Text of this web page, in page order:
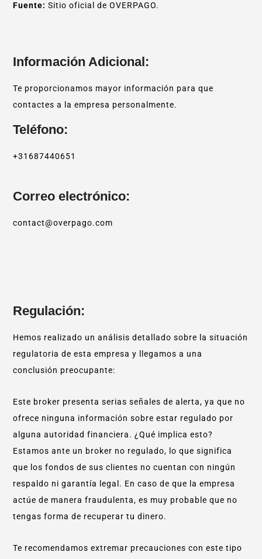
Fuente: Sitio oficial de OVERPAGO.
Información Adicional:
Te proporcionamos mayor información para que
contactes a la empresa personalmente.
Teléfono:
+31687440651
Correo electrónico:
contact@overpago.com
Regulación:
Hemos realizado un análisis detallado sobre la situación
regulatoria de esta empresa y llegamos a una
conclusión preocupante:
Este broker presenta serias señales de alerta, ya que no
ofrece ninguna información sobre estar regulado por
alguna autoridad financiera. ¿Qué implica esto?
Estamos ante un broker no regulado, lo que significa
que los fondos de sus clientes no cuentan con ningún
respaldo ni garantía legal. En caso de que la empresa
actúe de manera fraudulenta, es muy probable que no
tengas forma de recuperar tu dinero.
Te recomendamos extremar precauciones con este tipo